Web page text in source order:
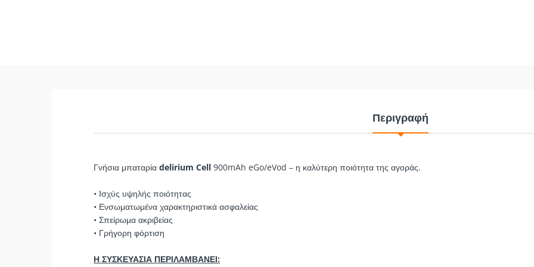
Περιγραφή
Γνήσια μπαταρίαdelirium Cell 900mAh eGo/eVod – η καλύτερη ποιότητα της αγοράς.
• Ισχύς υψηλής ποιότητας
• Ενσωματωμένα χαρακτηριστικά ασφαλείας
• Σπείρωμα ακριβείας
• Γρήγορη φόρτιση
Η ΣΥΣΚΕΥΑΣΙΑ ΠΕΡΙΛΑΜΒΑΝΕΙ: